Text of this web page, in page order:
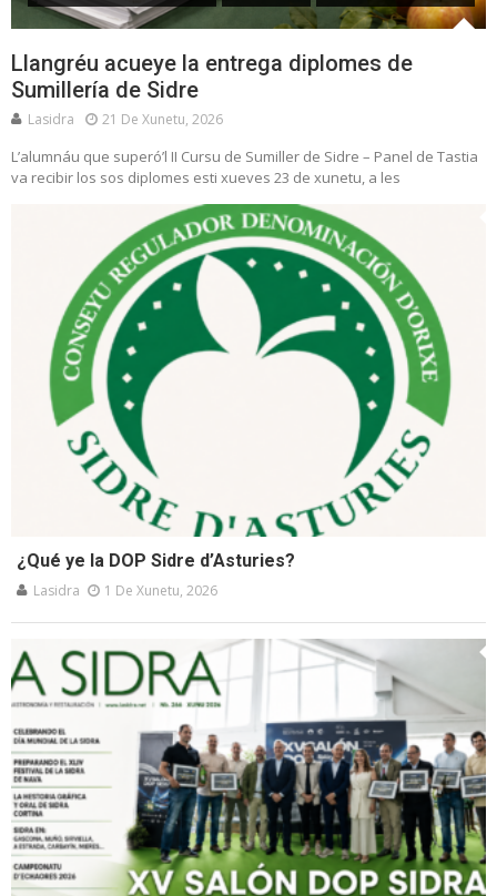
Llangréu acueye la entrega diplomes de
Sumillería de Sidre
Lasidra 21 De Xunetu, 2026
L’alumnáu que superó’l II Cursu de Sumiller de Sidre – Panel de Tastia
va recibir los sos diplomes esti xueves 23 de xunetu, a les
¿Qué ye la DOP Sidre d’Asturies?
Lasidra 1 De Xunetu, 2026